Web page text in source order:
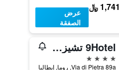
1,741 ﷼
عرض
الصفقة
9Hotel تشيزاري
4 نجوم
Via di Pietra 89a, روما, إيطاليا